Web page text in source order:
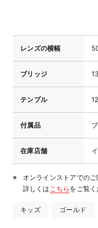
レンズの横幅
ブリッジ
テンプル
付属品
在庫店舗
オンラインストアでの
詳しくは こちらをご覧く
キッズ ゴールド